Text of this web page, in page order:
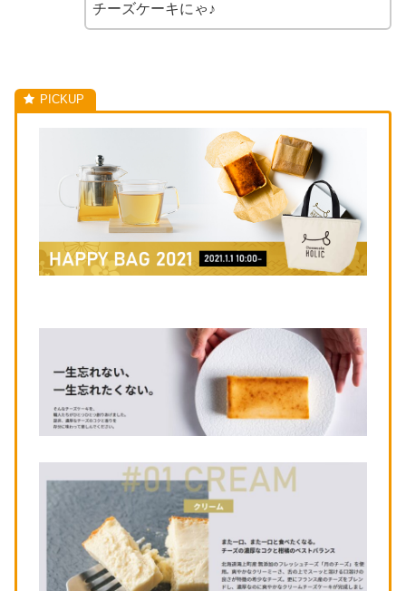
チーズケーキにゃ♪